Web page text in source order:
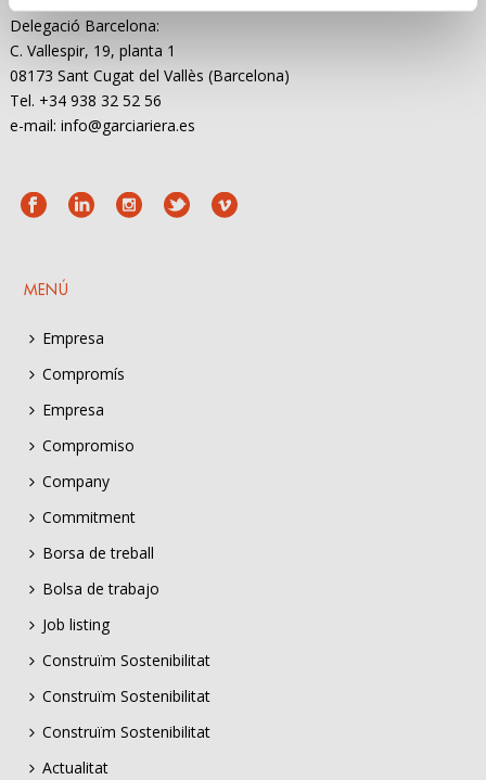
Delegació Barcelona:
C. Vallespir, 19, planta 1
08173 Sant Cugat del Vallès (Barcelona)
Tel. +34 938 32 52 56
e-mail: info@garciariera.es
MENÚ
Empresa
Compromís
Empresa
Compromiso
Company
Commitment
Borsa de treball
Bolsa de trabajo
Job listing
Construïm Sostenibilitat
Construïm Sostenibilitat
Construïm Sostenibilitat
Actualitat